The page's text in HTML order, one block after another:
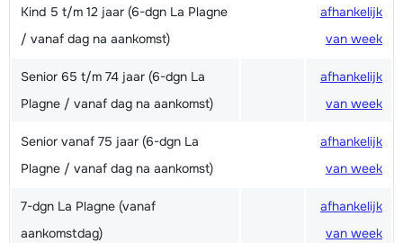
Kind 5 t/m 12 jaar (6-dgn La Plagne
/ vanaf dag na aankomst)
afhankelijk
van week
Senior 65 t/m 74 jaar (6-dgn La
Plagne / vanaf dag na aankomst)
afhankelijk
van week
Senior vanaf 75 jaar (6-dgn La
Plagne / vanaf dag na aankomst)
afhankelijk
van week
7-dgn La Plagne (vanaf
aankomstdag)
afhankelijk
van week